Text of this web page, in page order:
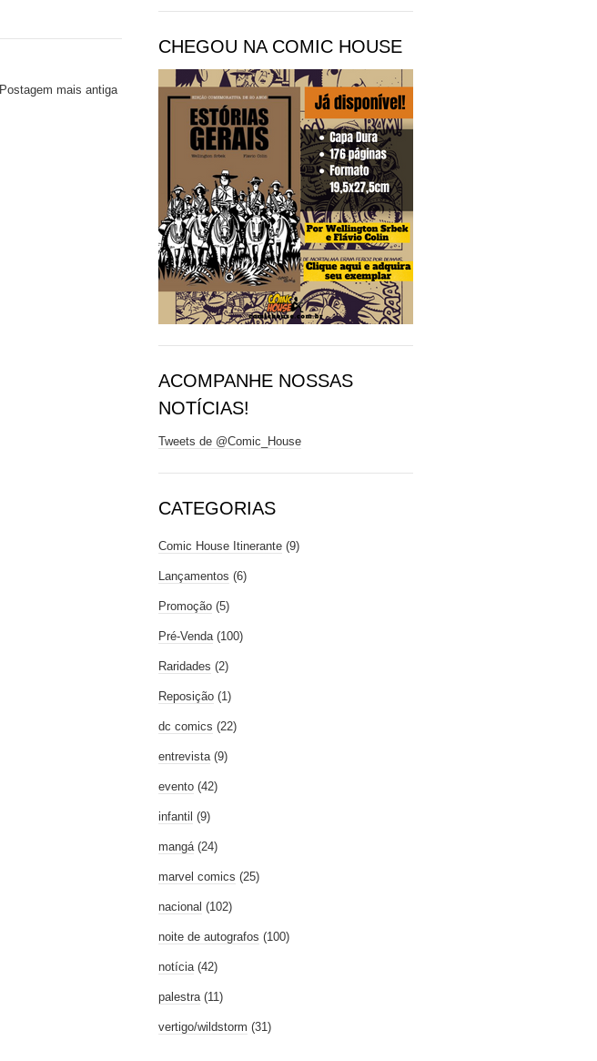
Postagem mais antiga
CHEGOU NA COMIC HOUSE
ACOMPANHE NOSSAS
NOTÍCIAS!
Tweets de @Comic_House
CATEGORIAS
Comic House Itinerante (9)
Lançamentos (6)
Promoção (5)
Pré-Venda (100)
Raridades (2)
Reposição (1)
dc comics (22)
entrevista (9)
evento (42)
infantil (9)
mangá (24)
marvel comics (25)
nacional (102)
noite de autografos (100)
notícia (42)
palestra (11)
vertigo/wildstorm (31)